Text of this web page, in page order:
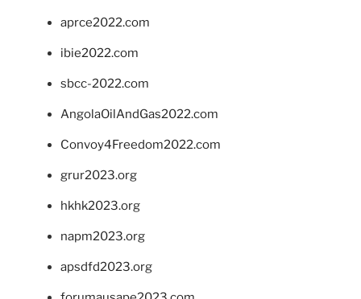
aprce2022.com
ibie2022.com
sbcc-2022.com
AngolaOilAndGas2022.com
Convoy4Freedom2022.com
grur2023.org
hkhk2023.org
napm2023.org
apsdfd2023.org